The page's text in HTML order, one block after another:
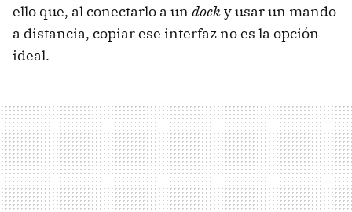
ello que, al conectarlo a un docky usar un mando
a distancia, copiar ese interfaz no es la opción
ideal.